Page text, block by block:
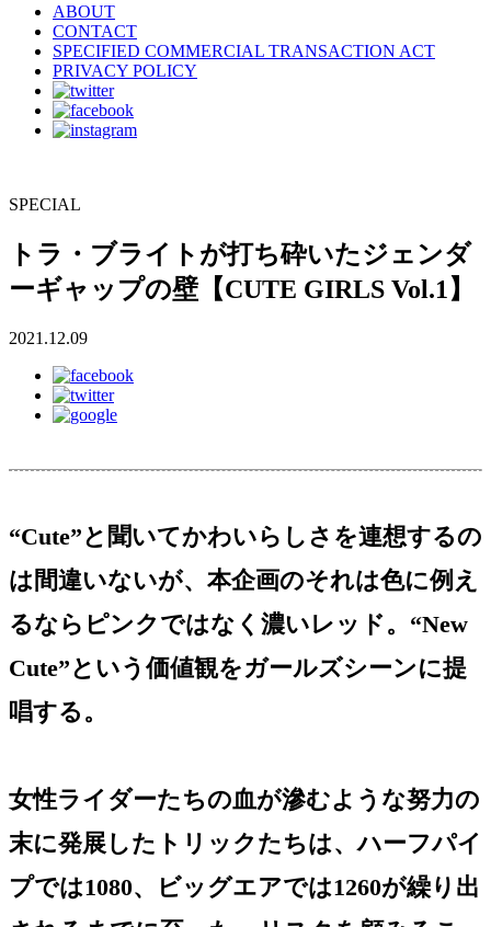
ABOUT
CONTACT
SPECIFIED COMMERCIAL TRANSACTION ACT
PRIVACY POLICY
SPECIAL
トラ・ブライトが打ち砕いたジェンダ
ーギャップの壁【CUTE GIRLS Vol.1】
2021.12.09
“Cute”と聞いてかわいらしさを連想するの
は間違いないが、本企画のそれは色に例え
るならピンクではなく濃いレッド。“New
Cute”という価値観をガールズシーンに提
唱する。
女性ライダーたちの血が滲むような努力の
末に発展したトリックたちは、ハーフパイ
プでは1080、ビッグエアでは1260が繰り出